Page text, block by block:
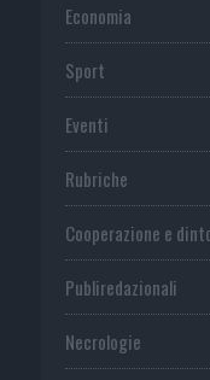
Economia
Sport
Eventi
Rubriche
Cooperazione e
Publiredazionali
Necrologie